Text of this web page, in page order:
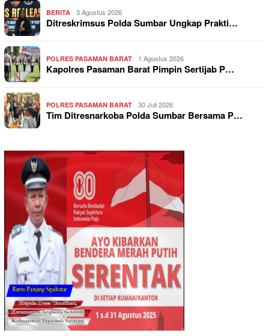
BERITA 3 Agustus 2026
Ditreskrimsus Polda Sumbar Ungkap Prakti…
POLRES PASAMAN BARAT 1 Agustus 2026
Kapolres Pasaman Barat Pimpin Sertijab P…
POLRES PASAMAN BARAT 30 Juli 2026
Tim Ditresnarkoba Polda Sumbar Bersama P…